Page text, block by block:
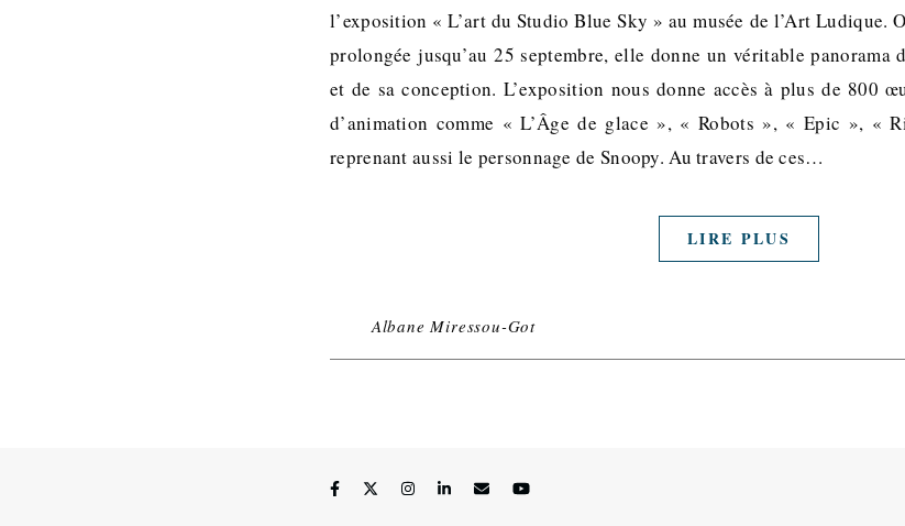
l’exposition « L’art du Studio Blue Sky » au musée de l’Art Ludique.
prolongée jusqu’au 25 septembre, elle donne un véritable panorama
et de sa conception. L’exposition nous donne accès à plus de 800
d’animation comme « L’Âge de glace », « Robots », « Epic », «
reprenant aussi le personnage de Snoopy. Au travers de ces…
LIRE PLUS
Albane Miressou-Got